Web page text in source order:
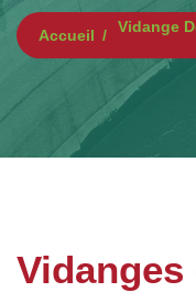
Accueil
Vidange